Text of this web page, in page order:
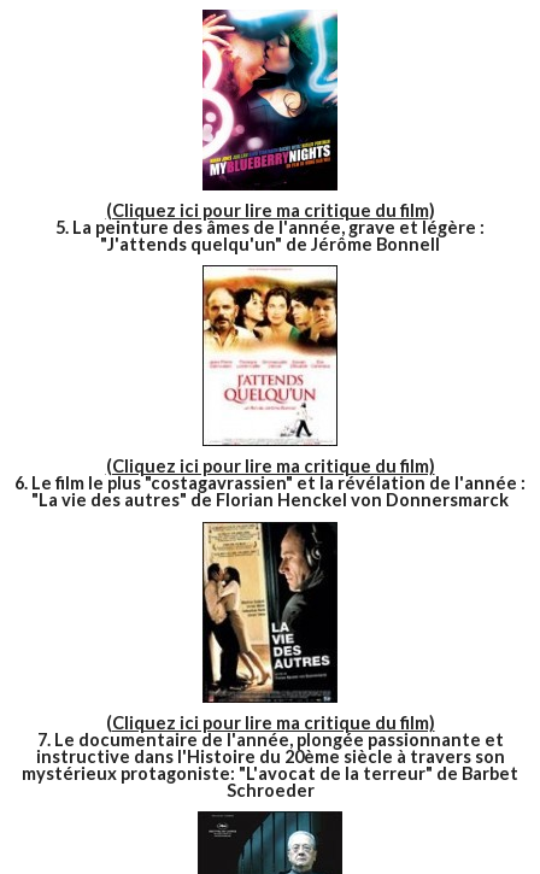
(Cliquez ici pour lire ma critique du film)
5. La peinture des âmes de l'année, grave et légère :
"J'attends quelqu'un" de Jérôme Bonnell
(Cliquez ici pour lire ma critique du film)
6. Le film le plus "costagavrassien" et la révélation de l'année :
"La vie des autres" de Florian Henckel von Donnersmarck
(Cliquez ici pour lire ma critique du film)
7. Le documentaire de l'année, plongée passionnante et
instructive dans l'Histoire du 20ème siècle à travers son
mystérieux protagoniste: "L'avocat de la terreur" de Barbet
Schroeder